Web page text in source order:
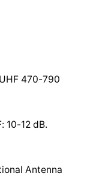
470-790
10-12 dB.
Antenna